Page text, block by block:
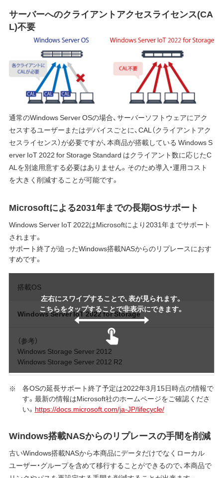
サーバーへのクライアントアクセスライセンス(CA
L)不要
通常のWindows Server OSの場合、サーバーソフトウェアにアク
セスするユーザーまたはデバイスごとに、CAL（クライアントアク
セスライセンス）が必要ですが、本商品が搭載している Windows S
erver IoT 2022 for Storage Standard はクライアント数に応じたC
ALを別途用意する必要はありません。そのため導入・運用コスト
を大きく削減することが可能です。
Microsoftによる2031年までの長期OSサポート
Windows Server IoT 2022はMicrosoftにより2031年までサポート
されます。
サポート終了が迫ったWindows搭載NASからのリプレースにおす
すめです。
左右にスワイプすることで、表が見られます。
こちらをタップすることで非表示にできます。
搭載OS
Windows Server IoT 2022 for Storage
（参考）
Windows Storage Server 2012
Windows Storage Server 2012 R2
各OSの延長サポート終了予定は2022年3月15日時点の情報で
す。最新の情報はMicrosoft社のホームページをご確認くださ
い。 https://docs.microsoft.com/ja-JP/lifecycle/
Windows搭載NASからのリプレースの手間を削減
古いWindows搭載NASから本商品にデータだけでなくローカル
ユーザー・グループを含めて移行することができるので、本商品で